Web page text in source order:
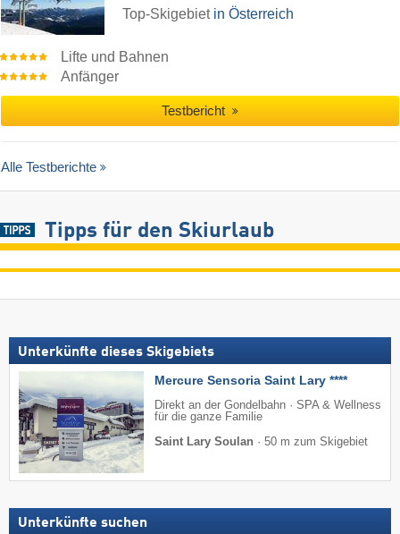
Top-Skigebiet in Österreich
Lifte und Bahnen
Anfänger
Testbericht
Alle Testberichte
Tipps für den Skiurlaub
Unterkünfte dieses Skigebiets
Mercure Sensoria Saint Lary ****
Direkt an der Gondelbahn · SPA & Wellness
für die ganze Familie
Saint Lary Soulan · 50 m zum Skigebiet
Unterkünfte suchen